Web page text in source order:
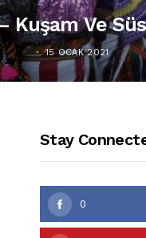
Kuşam Ve
15 OCAK 2021
Stay
0